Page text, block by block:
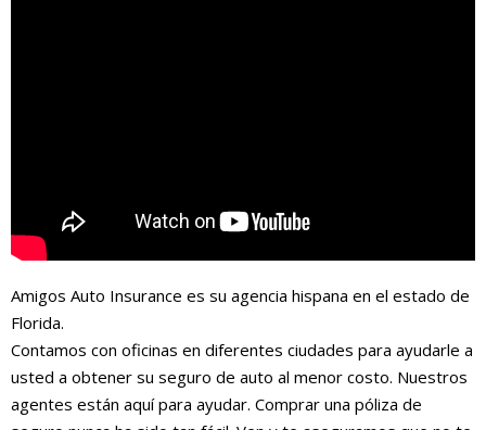
Amigos Auto Insurance es su agencia hispana en el estado de
Florida.
Contamos con oficinas en diferentes ciudades para ayudarle a
usted a obtener su seguro de auto al menor costo. Nuestros
agentes están aquí para ayudar. Comprar una póliza de